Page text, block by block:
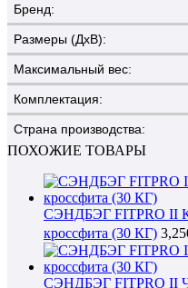
Бренд:
Размеры (ДхВ):
Максимальный вес:
Комплектация:
Страна производства:
ПОХОЖИЕ ТОВАРЫ
СЭНДБЭГ FITPRO II
кроссфита (30 КГ)
СЭНДБЭГ FITPRO II